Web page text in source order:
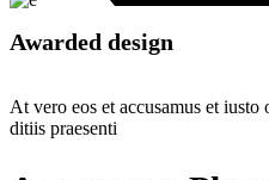
Awarded design
At vero eos et accusamus et
ditiis praesenti